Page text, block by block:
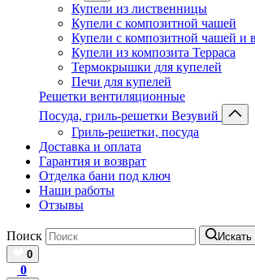
Купели из лиственницы
Купели с композитной чашей
Купели с композитной чашей и
Купели из композита Терраса
Термокрышки для купелей
Печи для купелей
Решетки вентиляционные
Посуда, гриль-решетки Везувий
Гриль-решетки, посуда
Доставка и оплата
Гарантия и возврат
Отделка бани под ключ
Наши работы
Отзывы
Поиск
Искать
0
0